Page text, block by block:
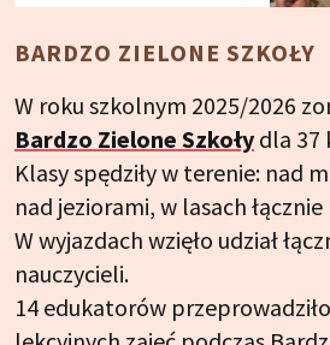
BARDZO ZIELONE SZKOŁY
W roku szkolnym 2025/2026
Bardzo Zielone Szkoły dla 37
Klasy spędziły w terenie: nad
nad jeziorami, w lasach łącznie
W wyjazdach wzięło udział
nauczycieli.
14 edukatorów